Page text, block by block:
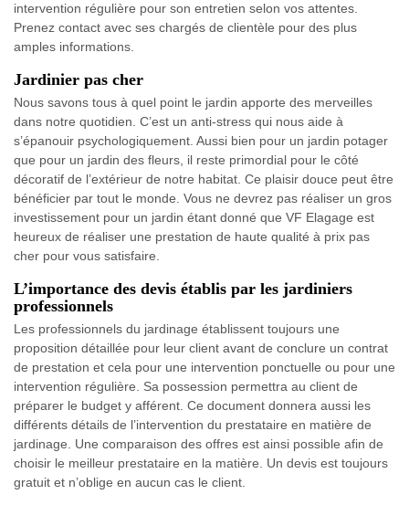
intervention régulière pour son entretien selon vos attentes.
Prenez contact avec ses chargés de clientèle pour des plus
amples informations.
Jardinier pas cher
Nous savons tous à quel point le jardin apporte des merveilles
dans notre quotidien. C’est un anti-stress qui nous aide à
s’épanouir psychologiquement. Aussi bien pour un jardin potager
que pour un jardin des fleurs, il reste primordial pour le côté
décoratif de l’extérieur de notre habitat. Ce plaisir douce peut être
bénéficier par tout le monde. Vous ne devrez pas réaliser un gros
investissement pour un jardin étant donné que VF Elagage est
heureux de réaliser une prestation de haute qualité à prix pas
cher pour vous satisfaire.
L’importance des devis établis par les jardiniers
professionnels
Les professionnels du jardinage établissent toujours une
proposition détaillée pour leur client avant de conclure un contrat
de prestation et cela pour une intervention ponctuelle ou pour une
intervention régulière. Sa possession permettra au client de
préparer le budget y afférent. Ce document donnera aussi les
différents détails de l’intervention du prestataire en matière de
jardinage. Une comparaison des offres est ainsi possible afin de
choisir le meilleur prestataire en la matière. Un devis est toujours
gratuit et n’oblige en aucun cas le client.